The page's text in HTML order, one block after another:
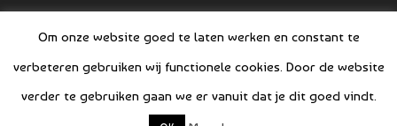
© COPYRIGHT SI GIDS 2021-2022
Om onze website goed te laten werken en constant te
verbeteren gebruiken wij functionele cookies. Door de website
verder te gebruiken gaan we er vanuit dat je dit goed vindt.